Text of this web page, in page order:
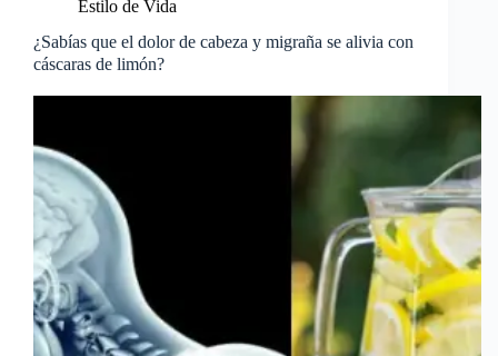
Estilo de Vida
¿Sabías que el dolor de cabeza y migraña se alivia con
cáscaras de limón?